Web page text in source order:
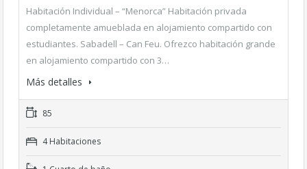
Habitación Individual – “Menorca” Habitación privada
completamente amueblada en alojamiento compartido con
estudiantes. Sabadell – Can Feu. Ofrezco habitación grande
en alojamiento compartido con 3…
Más detalles
85
4 Habitaciones